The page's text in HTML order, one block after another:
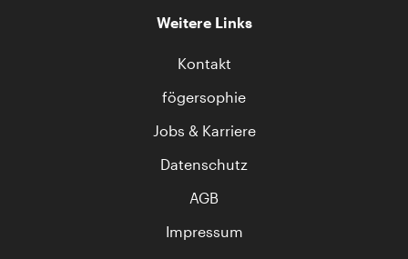
Weitere Links
Kontakt
fögersophie
Jobs & Karriere
Datenschutz
AGB
Impressum